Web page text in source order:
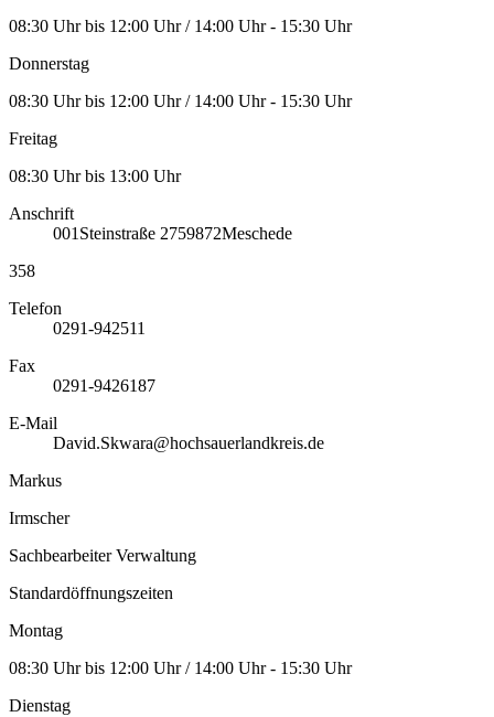
08:30 Uhr bis 12:00 Uhr / 14:00 Uhr - 15:30 Uhr
Donnerstag
08:30 Uhr bis 12:00 Uhr / 14:00 Uhr - 15:30 Uhr
Freitag
08:30 Uhr bis 13:00 Uhr
Anschrift
001 Steinstraße 2759872Meschede
358
Telefon
0291-942511
Fax
0291-9426187
E-Mail
David.Skwara@hochsauerlandkreis.de
Markus
Irmscher
Sachbearbeiter Verwaltung
Standardöffnungszeiten
Montag
08:30 Uhr bis 12:00 Uhr / 14:00 Uhr - 15:30 Uhr
Dienstag